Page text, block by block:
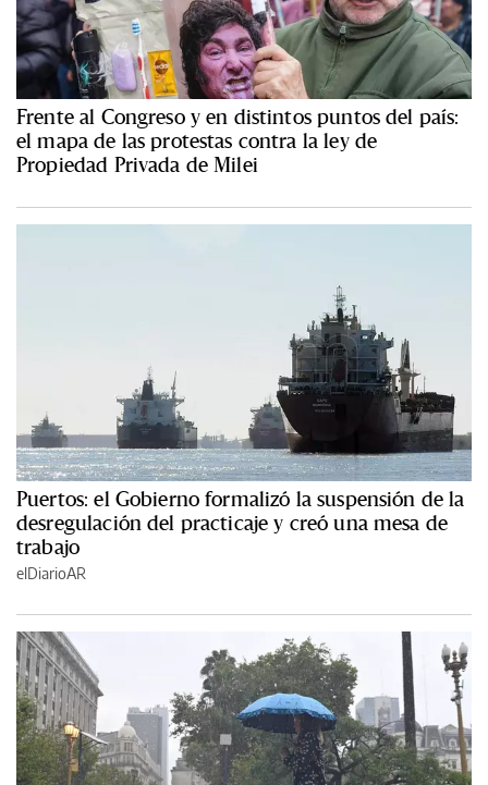
Frente al Congreso y en distintos puntos del país:
el mapa de las protestas contra la ley de
Propiedad Privada de Milei
Puertos: el Gobierno formalizó la suspensión de la
desregulación del practicaje y creó una mesa de
trabajo
elDiarioAR